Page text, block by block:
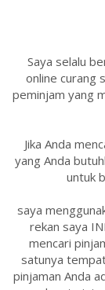
Saya selalu
online curang
peminjam yang
Jika Anda
yang Anda
untuk
saya
rekan saya
mencari
satunya
pinjaman Anda